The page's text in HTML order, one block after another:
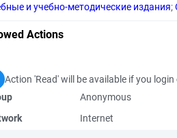
и учебно-методические издания;
Actions
Action 'Read' will be available if you
Anonymous
Internet